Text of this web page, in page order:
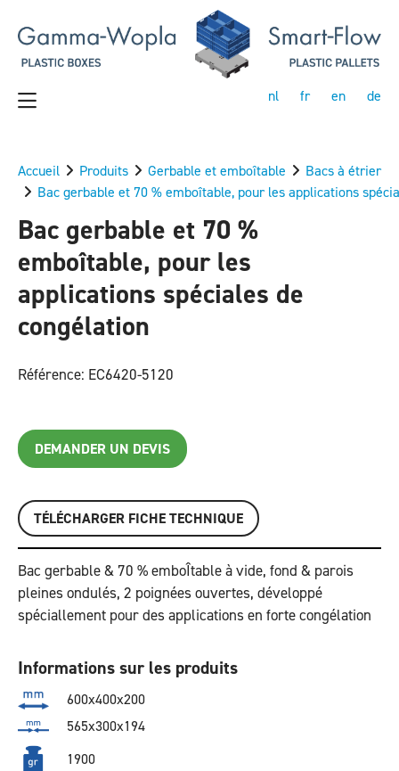
nl fr en de
Accueil Produits Gerbable et emboîtable
Bacs à étrier
Bac gerbable et 70 % emboîtable, pour les applications
Bac gerbable et 70 %
emboîtable, pour les
applications spéciales de
congélation
Référence: EC6420-5120
DEMANDER UN DEVIS
TÉLÉCHARGER FICHE TECHNIQUE
Bac gerbable & 70 % emboÎtable à vide, fond & parois
pleines ondulés, 2 poignées ouvertes, développé
spéciallement pour des applications en forte congélation
Informations sur les produits
600x400x200
565x300x194
1900